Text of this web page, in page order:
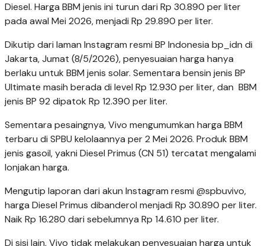
Diesel. Harga BBM jenis ini turun dari Rp 30.890 per liter
pada awal Mei 2026, menjadi Rp 29.890 per liter.
Dikutip dari laman Instagram resmi BP Indonesia bp_idn di
Jakarta, Jumat (8/5/2026), penyesuaian harga hanya
berlaku untuk BBM jenis solar. Sementara bensin jenis BP
Ultimate masih berada di level Rp 12.930 per liter, dan BBM
jenis BP 92 dipatok Rp 12.390 per liter.
Sementara pesaingnya, Vivo mengumumkan harga BBM
terbaru di SPBU kelolaannya per 2 Mei 2026. Produk BBM
jenis gasoil, yakni Diesel Primus (CN 51) tercatat mengalami
lonjakan harga.
Mengutip laporan dari akun Instagram resmi @spbuvivo,
harga Diesel Primus dibanderol menjadi Rp 30.890 per liter.
Naik Rp 16.280 dari sebelumnya Rp 14.610 per liter.
Di sisi lain, Vivo tidak melakukan penyesuaian harga untuk